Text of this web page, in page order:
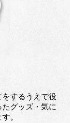
をするうえで役
グッズ・気に
。